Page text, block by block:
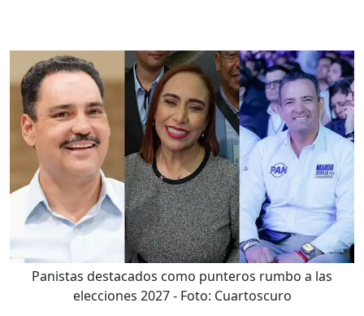
Panistas destacados como punteros rumbo a las
elecciones 2027- Foto: Cuartoscuro